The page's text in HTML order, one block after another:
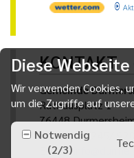
KONTAKT
Gemeinde
Rathausplatz 1
76448
Telefon 07245/
E-Mail:
Diese
Wir verwenden Cookies,
um die Zugriffe auf
Notwendig
(2/3)